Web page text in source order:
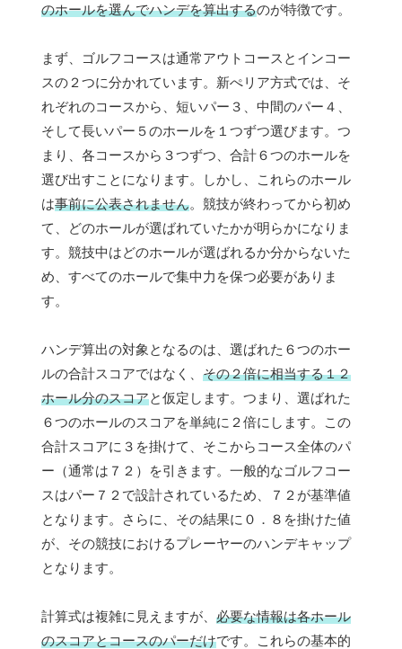
のホールを選んでハンデを算出するのが特徴です。
まず、ゴルフコースは通常アウトコースとインコー
スの２つに分かれています。新ぺリア方式では、そ
れぞれのコースから、短いパー３、中間のパー４、
そして長いパー５のホールを１つずつ選びます。つ
まり、各コースから３つずつ、合計６つのホールを
選び出すことになります。しかし、これらのホール
は事前に公表されません。競技が終わってから初め
て、どのホールが選ばれていたかが明らかになりま
す。競技中はどのホールが選ばれるか分からないた
め、すべてのホールで集中力を保つ必要がありま
す。
ハンデ算出の対象となるのは、選ばれた６つのホー
ルの合計スコアではなく、 その２倍に相当する１２
ホール分のスコアと仮定します。つまり、選ばれた
６つのホールのスコアを単純に２倍にします。この
合計スコアに３を掛けて、そこからコース全体のパ
ー（通常は７２）を引きます。一般的なゴルフコー
スはパー７２で設計されているため、７２が基準値
となります。さらに、その結果に０．８を掛けた値
が、その競技におけるプレーヤーのハンデキャップ
となります。
計算式は複雑に見えますが、 必要な情報は各ホール
のスコアとコースのパーだけです。これらの基本的